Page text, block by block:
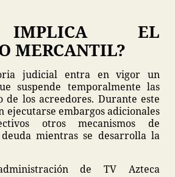
EL
MERCANTIL?
judicial entra en vigor un
suspende temporalmente las
de los acreedores. Durante este
ejecutarse embargos adicionales
otros mecanismos de
mientras se desarrolla la
de TV Azteca